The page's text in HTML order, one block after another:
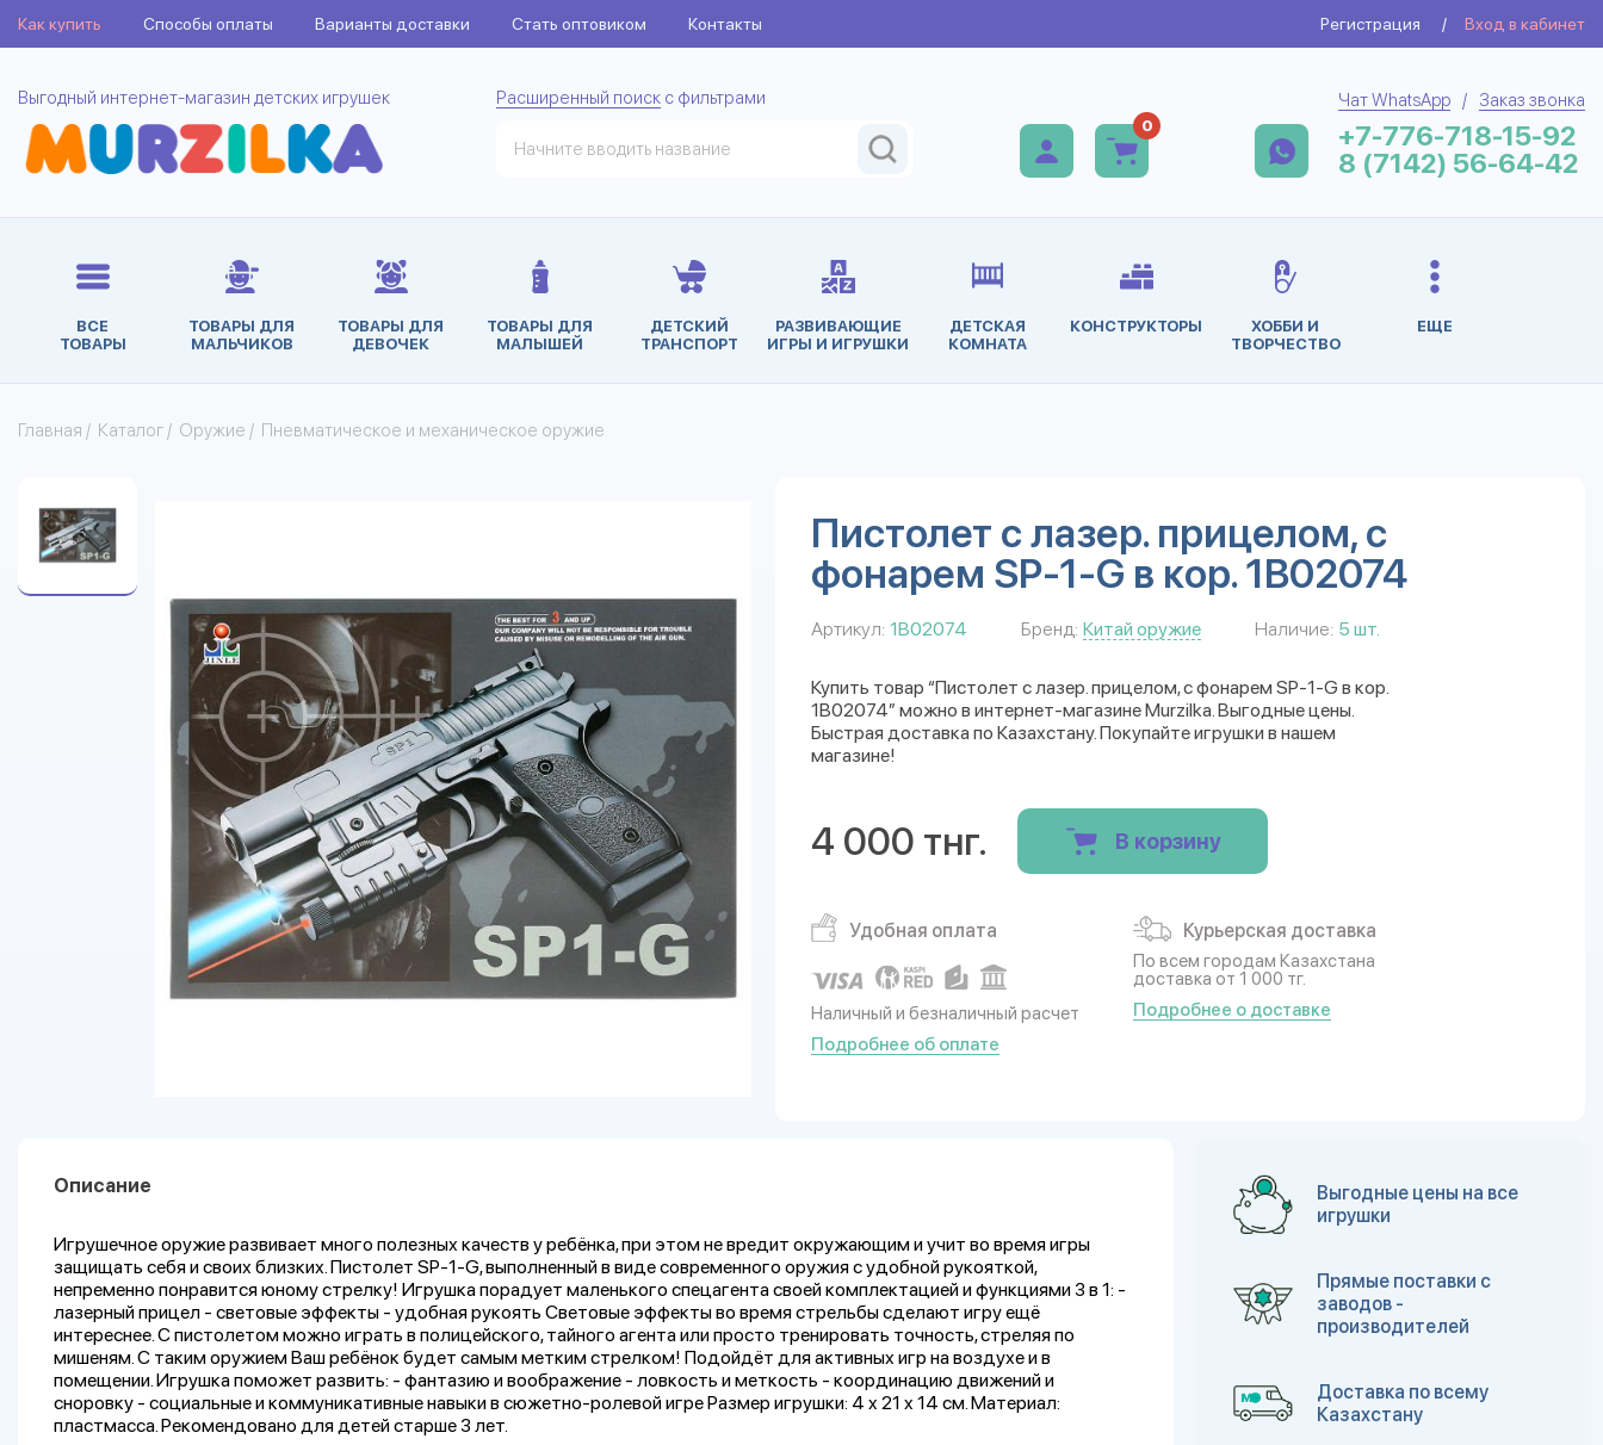
Как купить Способы оплаты Варианты доставки Стать оптовиком Контакты Регистрация / Вход в кабинет
Выгодный интернет-магазин детских игрушек Расширенный поиск с фильтрами
0
Чат WhatsApp / Заказ звонка
+7-776-718-15-92
8 (7142) 56-64-42
ВСЕ
ТОВАРЫ
ТОВАРЫ ДЛЯ
МАЛЬЧИКОВ
ТОВАРЫ ДЛЯ
ДЕВОЧЕК
ТОВАРЫ ДЛЯ
МАЛЫШЕЙ
ДЕТСКИЙ
ТРАНСПОРТ
РАЗВИВАЮЩИЕ
ИГРЫ И ИГРУШКИ
ДЕТСКАЯ
КОМНАТА
КОНСТРУКТОРЫ
ХОББИ И
ТВОРЧЕСТВО
ЕЩЕ
Главная / Каталог / Оружие / Пневматическое и механическое оружие
Пистолет с лазер. прицелом, с
фонарем SP-1-G в кор. 1B02074
Артикул: 1B02074 Бренд: Китай оружие Наличие: 5 шт.
Купить товар “Пистолет с лазер. прицелом, с фонарем SP-1-G в кор.
1B02074” можно в интернет-магазине Murzilka. Выгодные цены.
Быстрая доставка по Казахстану. Покупайте игрушки в нашем
магазине!
4 000 тнг. В корзину
Удобная оплата
Наличный и безналичный расчет
Подробнее об оплате
Курьерская доставка
По всем городам Казахстана
доставка от 1 000 тг.
Подробнее о доставке
Описание
Игрушечное оружие развивает много полезных качеств у ребёнка, при этом не вредит окружающим и учит во время игры
защищать себя и своих близких. Пистолет SP-1-G, выполненный в виде современного оружия с удобной рукояткой,
непременно понравится юному стрелку! Игрушка порадует маленького спецагента своей комплектацией и функциями 3 в 1: -
лазерный прицел - световые эффекты - удобная рукоять Световые эффекты во время стрельбы сделают игру ещё
интереснее. С пистолетом можно играть в полицейского, тайного агента или просто тренировать точность, стреляя по
мишеням. С таким оружием Ваш ребёнок будет самым метким стрелком! Подойдёт для активных игр на воздухе и в
помещении. Игрушка поможет развить: - фантазию и воображение - ловкость и меткость - координацию движений и
сноровку - социальные и коммуникативные навыки в сюжетно-ролевой игре Размер игрушки: 4 x 21 x 14 см. Материал:
пластмасса. Рекомендовано для детей старше 3 лет.
Выгодные цены на все
игрушки
Прямые поставки с
заводов -
производителей
Доставка по всему
Казахстану